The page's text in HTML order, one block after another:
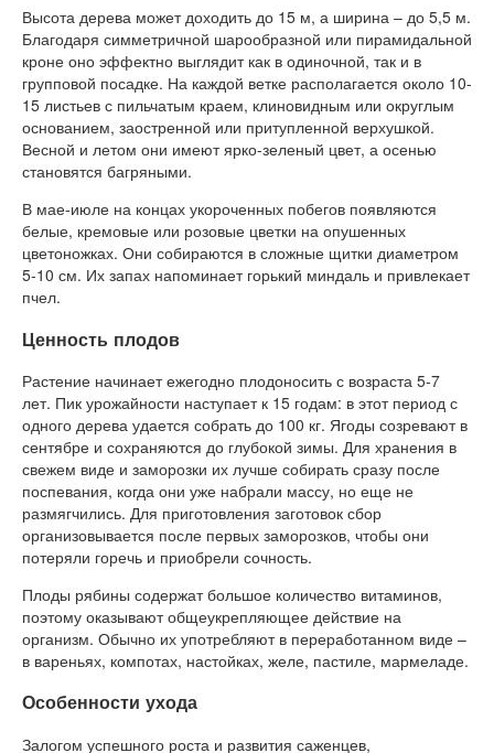
Высота дерева может доходить до 15 м, а ширина – до 5,5 м.
Благодаря симметричной шарообразной или пирамидальной
кроне оно эффектно выглядит как в одиночной, так и в
групповой посадке. На каждой ветке располагается около 10-
15 листьев с пильчатым краем, клиновидным или округлым
основанием, заостренной или притупленной верхушкой.
Весной и летом они имеют ярко-зеленый цвет, а осенью
становятся багряными.
В мае-июле на концах укороченных побегов появляются
белые, кремовые или розовые цветки на опушенных
цветоножках. Они собираются в сложные щитки диаметром
5-10 см. Их запах напоминает горький миндаль и привлекает
пчел.
Ценность плодов
Растение начинает ежегодно плодоносить с возраста 5-7
лет. Пик урожайности наступает к 15 годам: в этот период с
одного дерева удается собрать до 100 кг. Ягоды созревают в
сентябре и сохраняются до глубокой зимы. Для хранения в
свежем виде и заморозки их лучше собирать сразу после
поспевания, когда они уже набрали массу, но еще не
размягчились. Для приготовления заготовок сбор
организовывается после первых заморозков, чтобы они
потеряли горечь и приобрели сочность.
Плоды рябины содержат большое количество витаминов,
поэтому оказывают общеукрепляющее действие на
организм. Обычно их употребляют в переработанном виде –
в вареньях, компотах, настойках, желе, пастиле, мармеладе.
Особенности ухода
Залогом успешного роста и развития саженцев,